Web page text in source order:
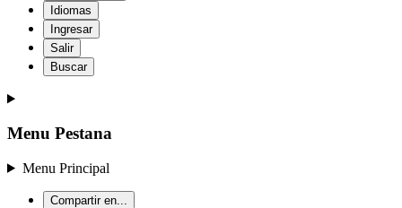
Idiomas
Ingresar
Salir
Buscar
Menu Pestana
Menu Principal
Compartir en...